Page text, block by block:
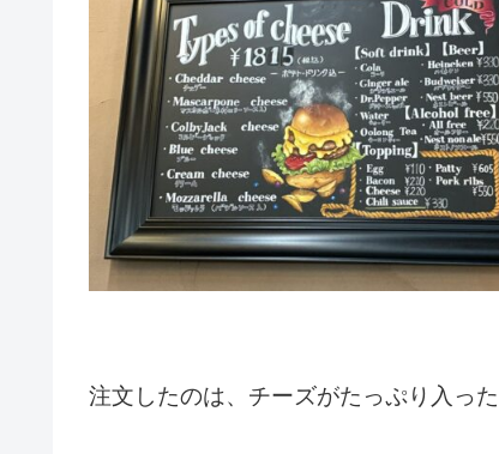
注文したのは、チーズがたっぷり入った